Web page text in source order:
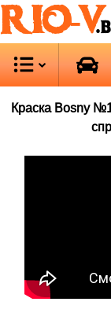
RIO-V
Краска Bosny